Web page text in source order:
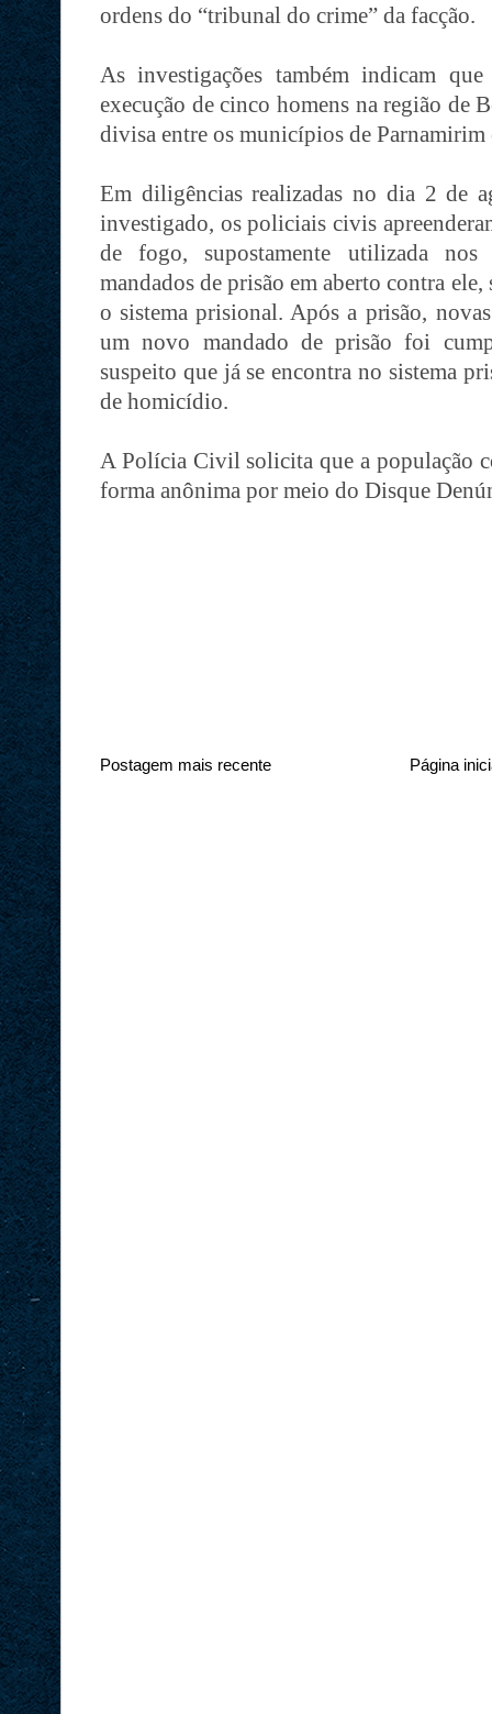
ordens do “tribunal do crime” da facção.
As investigações também indicam
execução de cinco homens na região de
divisa entre os municípios de Parnamirim
Em diligências realizadas no dia 2 de
investigado, os policiais civis
de fogo, supostamente utilizada
mandados de prisão em aberto contra
o sistema prisional. Após a prisão,
um novo mandado de prisão foi
suspeito que já se encontra no sistema
de homicídio.
A Polícia Civil solicita que a população
forma anônima por meio do Disque
Postagem mais recente Página